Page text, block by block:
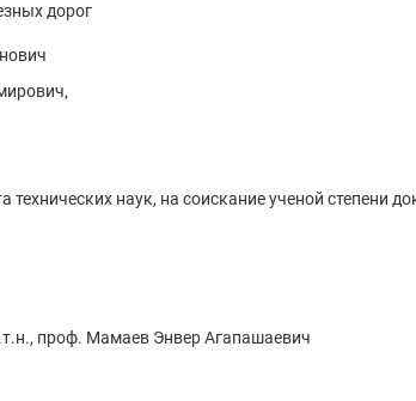
дорог
технических наук, на соискание ученой степени
проф. Мамаев Энвер Агапашаевич